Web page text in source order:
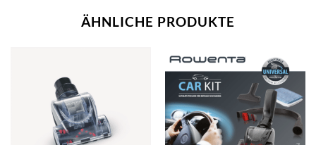
ÄHNLICHE PRODUKTE